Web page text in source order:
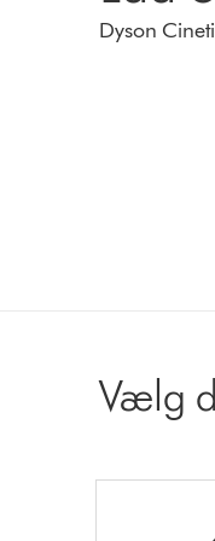
Dyson
Vælg